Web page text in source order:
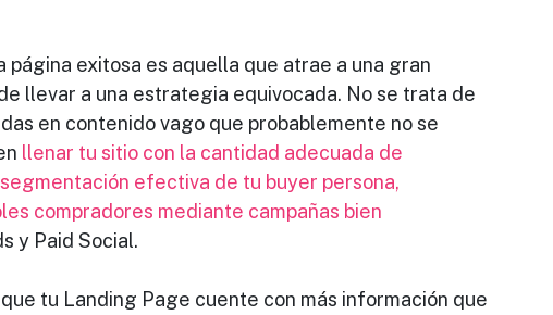
página exitosa es aquella que atrae a una gran
llevar a una estrategia equivocada. No se trata de
en contenido vago que probablemente no se
llenar tu sitio con la cantidad adecuada de
efectiva de tu buyer persona,
compradores mediante campañas bien
y Paid Social.
tu Landing Page cuente con más información que